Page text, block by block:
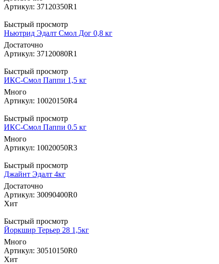
Артикул: 37120350R1
Быстрый просмотр
Ньютрид Эдалт Смол Дог 0,8 кг
Достаточно
Артикул: 37120080R1
Быстрый просмотр
ИКС-Смол Паппи 1,5 кг
Много
Артикул: 10020150R4
Быстрый просмотр
ИКС-Смол Паппи 0.5 кг
Много
Артикул: 10020050R3
Быстрый просмотр
Джайнт Эдалт 4кг
Достаточно
Артикул: 30090400R0
Хит
Быстрый просмотр
Йоркшир Терьер 28 1,5кг
Много
Артикул: 30510150R0
Хит